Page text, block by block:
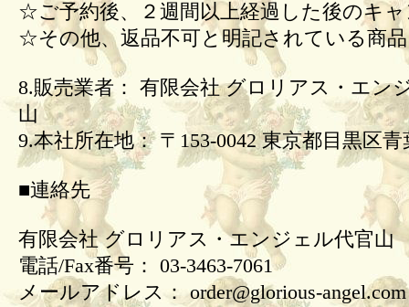
☆ご予約後、２週間以上経過した後のキ
☆その他、返品不可と明記されている商
8.販売業者： 有限会社 グロリアス・エン
山
9.本社所在地： 〒153-0042 東京都目黒区青
■連絡先
有限会社 グロリアス・エンジェル代官山
電話/Fax番号： 03-3463-7061
メールアドレス： order@glorious-angel.com